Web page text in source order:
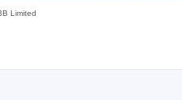
Limited